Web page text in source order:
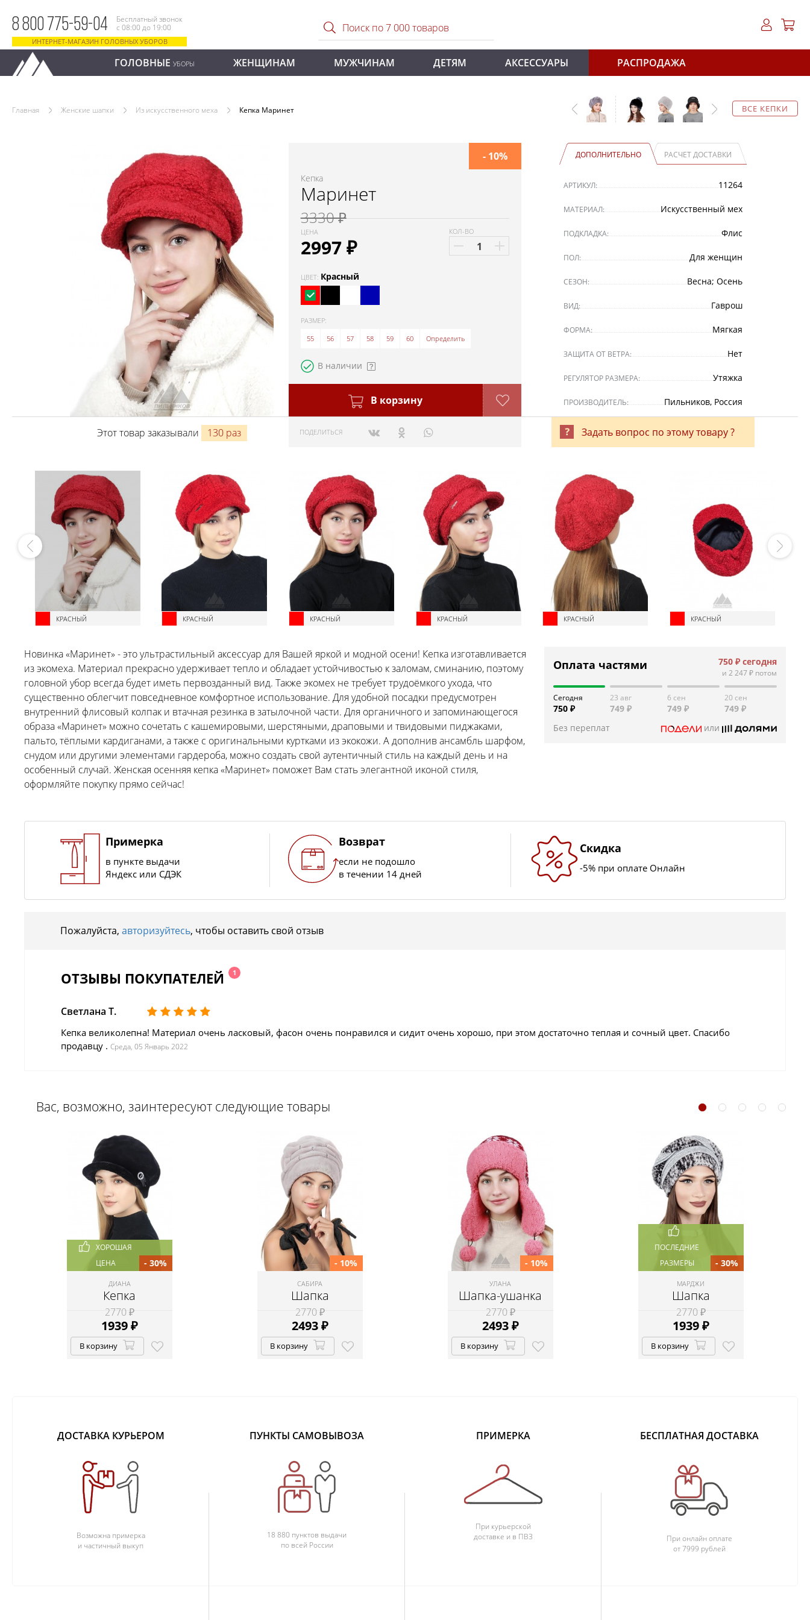
8 800 775-59-04
Бесплатный звонок
с 08:00 до 19:00
ИНТЕРНЕТ-МАГАЗИН ГОЛОВНЫХ УБОРОВ
ГОЛОВНЫЕ УБОРЫ ЖЕНЩИНАМ МУЖЧИНАМ ДЕТЯМ АКСЕССУАРЫ РАСПРОДАЖА
ВСЕ КЕПКИ
Главная Женские шапки Из искусственного меха Кепка Маринет
Кепка
Маринет
3330 ₽
ЦЕНА
2997₽
- 10%
КОЛ-ВО
ЦВЕТ: Красный
РАЗМЕР:
55
56 57 58 59 60 Определить
В наличии
В корзину
ПОДЕЛИТЬСЯ
ДОПОЛНИТЕЛЬНО РАСЧЕТ ДОСТАВКИ
АРТИКУЛ: 11264
МАТЕРИАЛ: Искусственный мех
ПОДКЛАДКА: Флис
ПОЛ: Для женщин
СЕЗОН: Весна; Осень
ВИД: Гаврош
ФОРМА: Мягкая
ЗАЩИТА ОТ ВЕТРА: Нет
РЕГУЛЯТОР РАЗМЕРА: Утяжка
ПРОИЗВОДИТЕЛЬ: Пильников, Россия
Этот товар заказывали 130 раз Задать вопрос по этому товару ?
КРАСНЫЙ КРАСНЫЙ КРАСНЫЙ КРАСНЫЙ КРАСНЫЙ КРАСНЫЙ
Новинка «Маринет» - это ультрастильный аксессуар для Вашей яркой и модной осени! Кепка изготавливается
из экомеха. Материал прекрасно удерживает тепло и обладает устойчивостью к заломам, сминанию, поэтому
головной убор всегда будет иметь первозданный вид. Также экомех не требует трудоёмкого ухода, что
существенно облегчит повседневное комфортное использование. Для удобной посадки предусмотрен
внутренний флисовый колпак и втачная резинка в затылочной части. Для органичного и запоминающегося
образа «Маринет» можно сочетать с кашемировыми, шерстяными, драповыми и твидовыми пиджаками,
пальто, тёплыми кардиганами, а также с оригинальными куртками из экокожи. А дополнив ансамбль шарфом,
снудом или другими элементами гардероба, можно создать свой аутентичный стиль на каждый день и на
особенный случай. Женская осенняя кепка «Маринет» поможет Вам стать элегантной иконой стиля,
оформляйте покупку прямо сейчас!
Оплата частями 750 ₽сегодня
и 2 247 ₽потом
Сегодня
750 ₽
23 авг
749 ₽
6 сен
749 ₽
20 сен
749 ₽
Без переплат
или
Примерка
в пункте выдачи
Яндекс или СДЭК
Возврат
если не подошло
в течении 14 дней
Скидка
-5% при оплате Онлайн
Пожалуйста, авторизуйтесь, чтобы оставить свой отзыв
ОТЗЫВЫ ПОКУПАТЕЛЕЙ 1
Светлана Т.
Кепка великолепна! Материал очень ласковый, фасон очень понравился и сидит очень хорошо, при этом достаточно теплая и сочный цвет. Спасибо
продавцу . Среда, 05 Январь 2022
Вас, возможно, заинтересуют следующие товары
ХОРОШАЯ
ЦЕНА
ДИАНА
Кепка
2770 ₽
1939₽
- 30%
В корзину
САБИРА
Шапка
2770 ₽
2493₽
- 10%
В корзину
УЛАНА
Шапка-ушанка
2770 ₽
2493₽
- 10%
В корзину
ПОСЛЕДНИЕ
РАЗМЕРЫ
МАРДЖИ
Шапка
2770 ₽
1939₽
- 30%
В корзину
ДОСТАВКА КУРЬЕРОМ
Возможна примерка
и частичный выкуп
ПУНКТЫ САМОВЫВОЗА
18 880 пунктов выдачи
по всей России
ПРИМЕРКА
При курьерской
доставке и в ПВЗ
БЕСПЛАТНАЯ ДОСТАВКА
При онлайн оплате
от 7999 рублей